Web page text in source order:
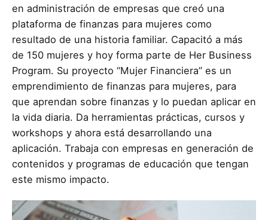
en administración de empresas que creó una
plataforma de finanzas para mujeres como
resultado de una historia familiar. Capacitó a más
de 150 mujeres y hoy forma parte de Her Business
Program. Su proyecto “Mujer Financiera” es un
emprendimiento de finanzas para mujeres, para
que aprendan sobre finanzas y lo puedan aplicar en
la vida diaria. Da herramientas prácticas, cursos y
workshops y ahora está desarrollando una
aplicación. Trabaja con empresas en generación de
contenidos y programas de educación que tengan
este mismo impacto.